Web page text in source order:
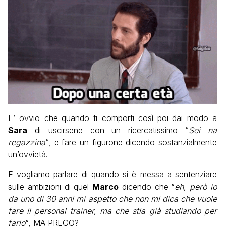
E’ ovvio che quando ti comporti così poi dai modo a
Sara di uscirsene con un ricercatissimo “Sei na
regazzina“, e fare un figurone dicendo sostanzialmente
un’ovvietà.
E vogliamo parlare di quando si è messa a sentenziare
sulle ambizioni di quel Marco dicendo che “eh, però io
da uno di 30 anni mi aspetto che non mi dica che vuole
fare il personal trainer, ma che stia già studiando per
farlo“, MA PREGO?